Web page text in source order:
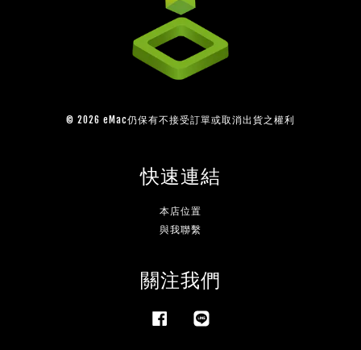
© 2026 eMac仍保有不接受訂單或取消出貨之權利
快速連結
本店位置
與我聯繫
關注我們
Facebook